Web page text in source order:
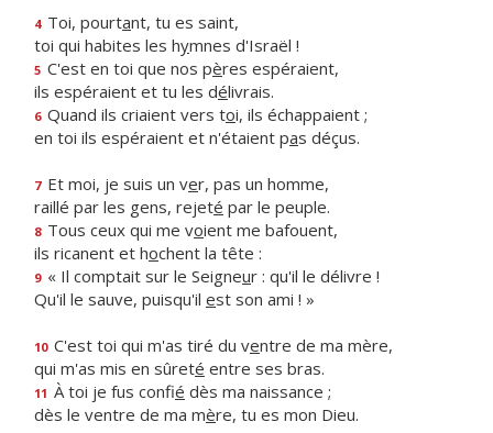
4 Toi, pourtant, tu es saint,
toi qui habites les hymnes d'Israël !
5 C'est en toi que nos pères espéraient,
ils espéraient et tu les délivrais.
6 Quand ils criaient vers toi, ils échappaient ;
en toi ils espéraient et n'étaient pas déçus.
7 Et moi, je suis un ver, pas un homme,
raillé par les gens, rejeté par le peuple.
8 Tous ceux qui me voient me bafouent,
ils ricanent et hochent la tête :
9 « Il comptait sur le Seigneur : qu'il le délivre !
Qu'il le sauve, puisqu'il est son ami ! »
10 C'est toi qui m'as tiré du ventre de ma mère,
qui m'as mis en sûreté entre ses bras.
11 À toi je fus confié dès ma naissance ;
dès le ventre de ma mère, tu es mon Dieu.